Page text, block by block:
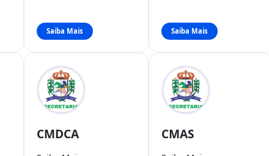
Saiba Mais Saiba Mais
CMDCA CMAS